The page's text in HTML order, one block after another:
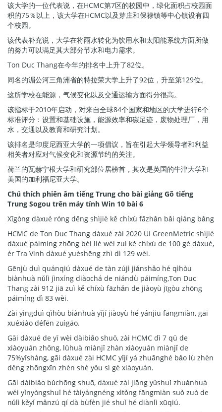
该大学的一位代表说，在HCMC第7区的校园中，绿化面积占校园面
积的75％以上，该大学在HCMC以及芽庄和保禄镇等中心镇设有四
个校园。
该代表补充说，大学在将雨水转化为饮用水和太阳能系统方面所做
的努力可以满足其大部分节水和电力需求。
Ton Duc Thang在今年的排名中上升了82位。
同名的湄公河三角洲省的特拉荣大学上升了92位，升至第129位。
这所学校在能源，气候变化以及交通运输方面得分很高。
该指标于2010年启动，对来自全球84个国家和地区的大学进行6个
标准评分：设置和基础设施，能源效率和碳足迹，废物处理厂，用
水，交通以及教育和研究计划。
该排名是印度尼西亚大学的一项倡议，旨在引起大学领导者和利益
相关者对应对气候变化和资源节约的关注。
荷兰的瓦赫宁根大学和研究部位居榜首，其次是英国的牛津大学和
美国的加利福尼亚大学。
Chú thích phiên âm tiếng Trung cho bài giảng Gõ tiếng
Trung Sogou trên máy tính Win 10 bài 6
Xīgòng dàxué róng dēng shìjiè kě chíxù fāzhǎn bǎi qiáng bǎng
HCMC de Ton Duc Thang dàxué zài 2020 UI GreenMetric shìjiè
dàxué páimíng zhōng bèi liè wèi zuì kě chíxù de 100 gè dàxué,
ér Tra Vinh dàxué yuèshēng zhì dì 129 wèi.
Gēnjù duì quánqiú dàxué de tàn zújì jiǎnshǎo hé qìhòu
biànhuà nǔlì jìnxíng diàochá de niándù páimíng,Ton Duc
Thang zài 912 jiā zuì kě chíxù fāzhǎn de jiàoyù jīgòu zhōng
páimíng dì 83 wèi.
Zài yìngduì qìhòu biànhuà yǐjí jiàoyù hé yánjiū fāngmiàn, gāi
xuéxiào défēn zuìgāo.
Gāi dàxué de yī wèi dàibiǎo shuō, zài HCMC dì 7 qū de
xiàoyuán zhōng, lǜhuà miànjī zhàn xiàoyuán miànjī de
75%yǐshàng, gāi dàxué zài HCMC yǐjí yá zhuānghé bǎo lù zhèn
děng zhōngxīn zhèn shè yǒu sì gè xiàoyuán.
Gāi dàibiǎo bǔchōng shuō, dàxué zài jiāng yǔshuǐ zhuǎnhuà
wéi yǐnyòngshuǐ hé tàiyángnéng xìtǒng fāngmiàn suǒ zuò de
nǔlì kěyǐ mǎnzú qí dà bùfèn jié shuǐ hé diànlì xūqiú.